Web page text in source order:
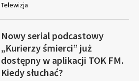
Telewizja
Nowy serial podcastowy
„Kurierzy śmierci” już
dostępny w aplikacji TOK FM.
Kiedy słuchać?